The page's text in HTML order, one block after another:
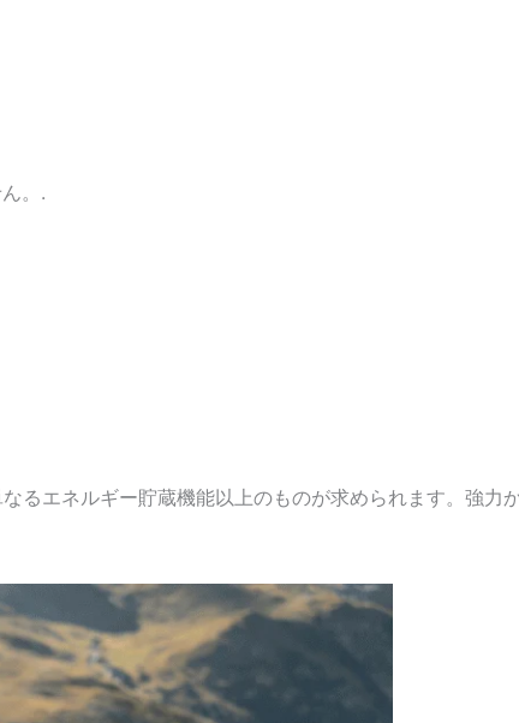
。.
るエネルギー貯蔵機能以上のものが求められます。強力